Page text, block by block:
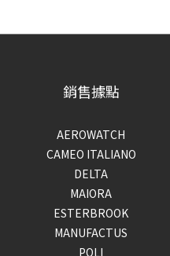
銷售據點
AEROWATCH
CAMEO ITALIANO
DELTA
MAIORA
ESTERBROOK
MANUFACTUS
POLI